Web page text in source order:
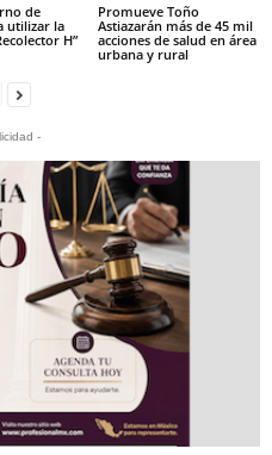
de
utilizar la
H”
Promueve Toño
Astiazarán más de 45 mil
acciones de salud en área
urbana y rural
-